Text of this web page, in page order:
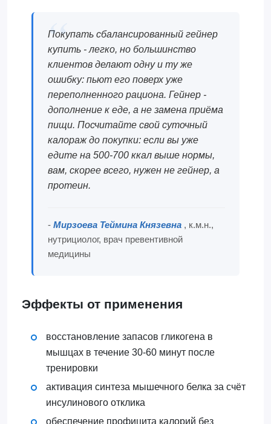
Покупать сбалансированный гейнер
купить - легко, но большинство
клиентов делают одну и ту же
ошибку: пьют его поверх уже
переполненного рациона. Гейнер -
дополнение к еде, а не замена приёма
пищи. Посчитайте свой суточный
калораж до покупки: если вы уже
едите на 500-700 ккал выше нормы,
вам, скорее всего, нужен не гейнер, а
протеин.
- Мирзоева Теймина Князевна , к.м.н.,
нутрициолог, врач превентивной
медицины
Эффекты от применения
восстановление запасов гликогена в
мышцах в течение 30-60 минут после
тренировки
активация синтеза мышечного белка за счёт
инсулинового отклика
обеспечение профицита калорий без